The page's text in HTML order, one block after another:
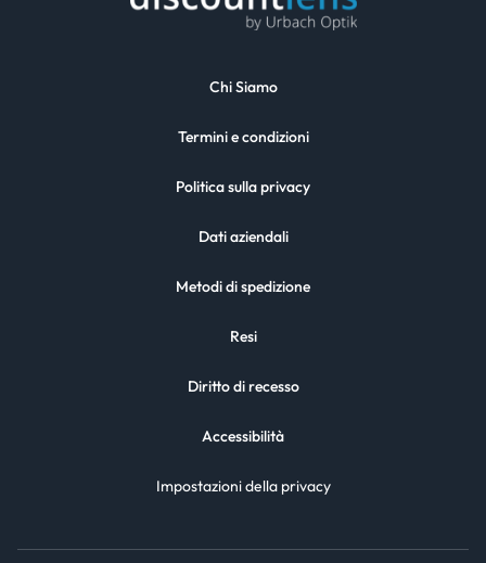
Chi Siamo
Termini e condizioni
Politica sulla privacy
Dati aziendali
Metodi di spedizione
Resi
Diritto di recesso
Accessibilità
Impostazioni della privacy